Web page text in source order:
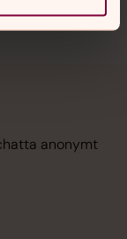
anonymt